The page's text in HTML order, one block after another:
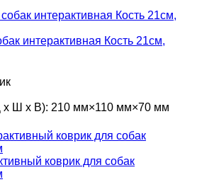
интерактивная Кость 21см,
х Ш х В): 210 мм×110 мм×70 мм
коврик для собак